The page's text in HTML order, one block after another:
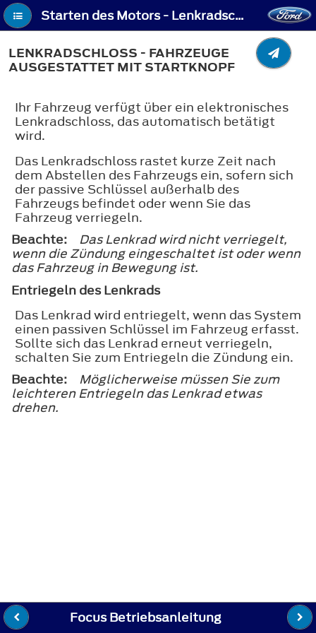
Starten des Motors - Lenkradschloss - Fahrzeuge ausgestattet mit Startknopf
LENKRADSCHLOSS - FAHRZEUGE
AUSGESTATTET MIT STARTKNOPF
Ihr Fahrzeug verfügt über ein elektronisches
Lenkradschloss, das automatisch betätigt
wird.
Das Lenkradschloss rastet kurze Zeit nach
dem Abstellen des Fahrzeugs ein, sofern sich
der passive Schlüssel außerhalb des
Fahrzeugs befindet oder wenn Sie das
Fahrzeug verriegeln.
Beachte:
Das Lenkrad wird nicht verriegelt,
wenn die Zündung eingeschaltet ist oder wenn
das Fahrzeug in Bewegung ist.
Entriegeln des Lenkrads
Das Lenkrad wird entriegelt, wenn das System
einen passiven Schlüssel im Fahrzeug erfasst.
Sollte sich das Lenkrad erneut verriegeln,
schalten Sie zum Entriegeln die Zündung ein.
Beachte:
Möglicherweise müssen Sie zum
leichteren Entriegeln das Lenkrad etwas
drehen.
Focus Betriebsanleitung